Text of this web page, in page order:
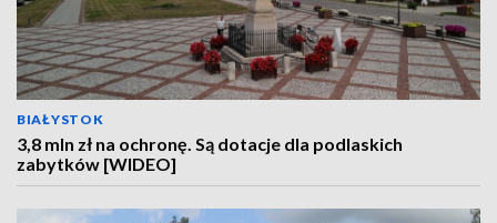
BIAŁYSTOK
3,8 mln zł na ochronę. Są dotacje dla podlaskich
zabytków [WIDEO]